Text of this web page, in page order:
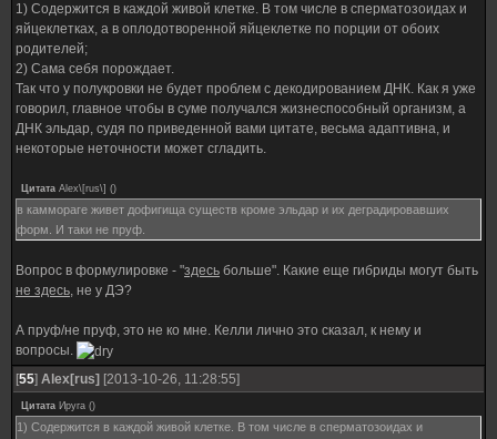
1) Содержится в каждой живой клетке. В том числе в сперматозоидах и
яйцеклетках, а в оплодотворенной яйцеклетке по порции от обоих
родителей;
2) Сама себя порождает.
Так что у полукровки не будет проблем с декодированием ДНК. Как я уже
говорил, главное чтобы в суме получался жизнеспособный организм, а
ДНК эльдар, судя по приведенной вами цитате, весьма адаптивна, и
некоторые неточности может сгладить.
Цитата Alex\[rus\] ()
в каммораге живет дофигища существ кроме эльдар и их деградировавших
форм. И таки не пруф.
Вопрос в формулировке - "здесь больше". Какие еще гибриды могут быть
не здесь, не у ДЭ?
А пруф/не пруф, это не ко мне. Келли лично это сказал, к нему и
вопросы.
[55] Alex[rus] [2013-10-26, 11:28:55]
Цитата Ируга ()
1) Содержится в каждой живой клетке. В том числе в сперматозоидах и